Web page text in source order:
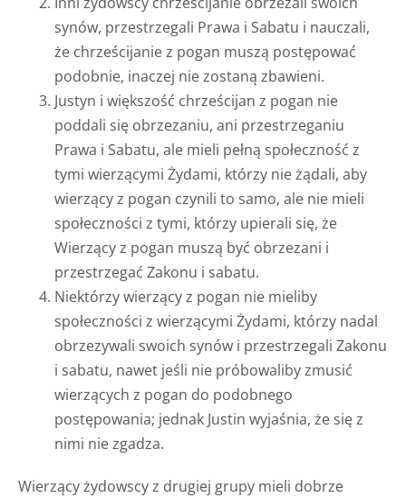
synów, przestrzegali Prawa i Sabatu i nauczali,
że chrześcijanie z pogan muszą postępować
podobnie, inaczej nie zostaną zbawieni.
Justyn i większość chrześcijan z pogan nie
poddali się obrzezaniu, ani przestrzeganiu
Prawa i Sabatu, ale mieli pełną społeczność z
tymi wierzącymi Żydami, którzy nie żądali, aby
wierzący z pogan czynili to samo, ale nie mieli
społeczności z tymi, którzy upierali się, że
Wierzący z pogan muszą być obrzezani i
przestrzegać Zakonu i sabatu.
Niektórzy wierzący z pogan nie mieliby
społeczności z wierzącymi Żydami, którzy nadal
obrzezywali swoich synów i przestrzegali Zakonu
i sabatu, nawet jeśli nie próbowaliby zmusić
wierzących z pogan do podobnego
postępowania; jednak Justin wyjaśnia, że się z
nimi nie zgadza.
Wierzący żydowscy z drugiej grupy mieli dobrze